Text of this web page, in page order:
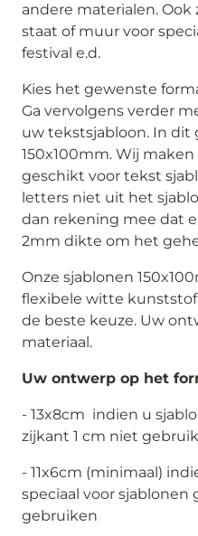
andere materialen.
staat of muur voor
festival e.d.
Kies het gewenste
Ga vervolgens verder
uw tekstsjabloon. In dit
150x100mm. Wij
geschikt voor tekst
letters niet uit het
dan rekening mee dat
2mm dikte om het
Onze sjablonen
flexibele witte
de beste keuze. Uw
materiaal.
Uw ontwerp op het
- 13x8cm indien u
zijkant 1 cm niet
- 11x6cm (minimaal)
speciaal voor sjablonen
gebruiken